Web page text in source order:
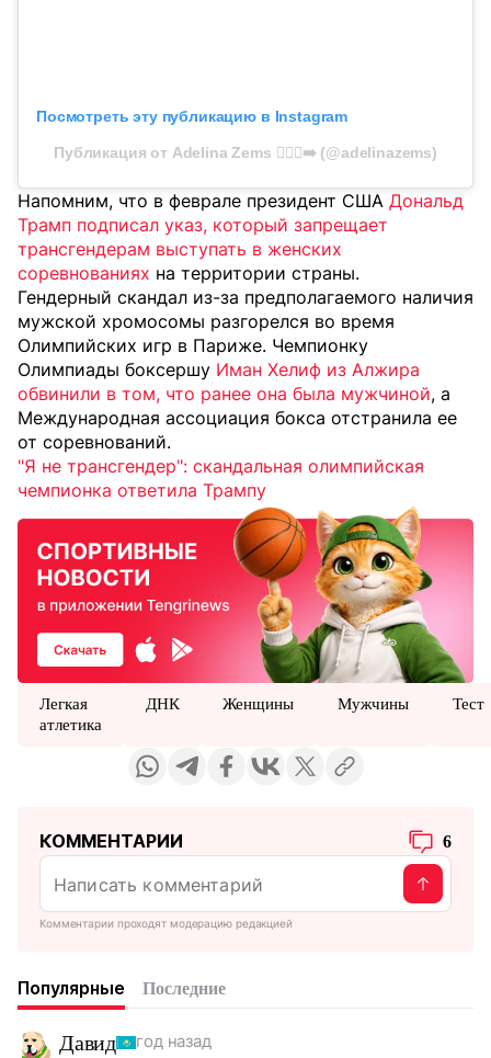
Посмотреть эту публикацию в Instagram
Публикация от Adelina Zems 🏃🏻‍♀️‍➡️ (@adelinazems)
Напомним, что в феврале президент США Дональд
Трамп подписал указ, который запрещает
трансгендерам выступать в женских
соревнованиях на территории страны.
Гендерный скандал из-за предполагаемого наличия
мужской хромосомы разгорелся во время
Олимпийских игр в Париже. Чемпионку
Олимпиады боксершу Иман Хелиф из Алжира
обвинили в том, что ранее она была мужчиной, а
Международная ассоциация бокса отстранила ее
от соревнований.
"Я не трансгендер": скандальная олимпийская
чемпионка ответила Трампу
Легкая
атлетика
ДНК Женщины Мужчины Тест
КОММЕНТАРИИ 6
Комментарии проходят модерацию редакцией
Популярные Последние
Давид год назад